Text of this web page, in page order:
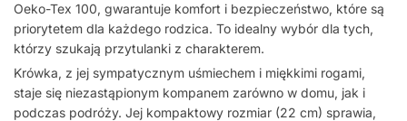
Oeko-Tex 100, gwarantuje komfort i bezpieczeństwo, które są
priorytetem dla każdego rodzica. To idealny wybór dla tych,
którzy szukają przytulanki z charakterem.
Krówka, z jej sympatycznym uśmiechem i miękkimi rogami,
staje się niezastąpionym kompanem zarówno w domu, jak i
podczas podróży. Jej kompaktowy rozmiar (22 cm) sprawia,